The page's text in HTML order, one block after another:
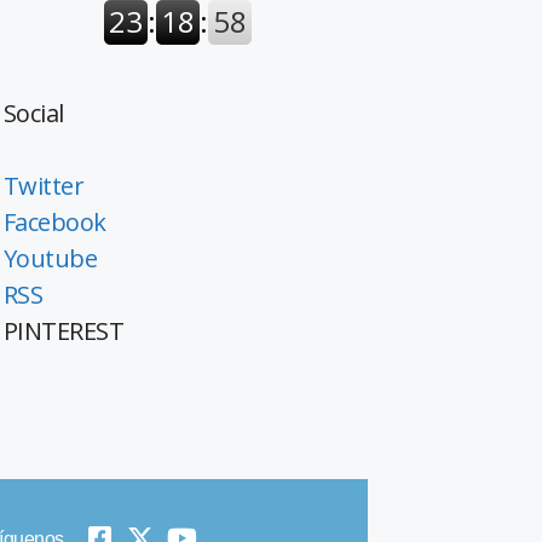
Social
Twitter
Facebook
Youtube
RSS
PINTEREST